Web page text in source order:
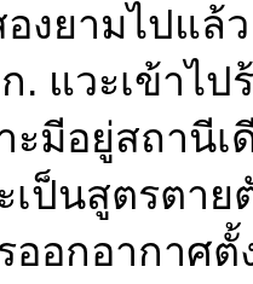
งยามไปแล้
. แวะเข้าไ
ะมีอยู่สถานี
เป็นสูตรตา
อกอากาศตั้